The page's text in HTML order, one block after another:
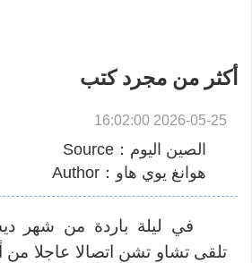
أكثر من مجرد كتب
2026-05-25 16:02:00
الصين اليوم：Source
هوانغ يوي هاو：Author
تلقى تشاو تشن اتصالا عاجلا